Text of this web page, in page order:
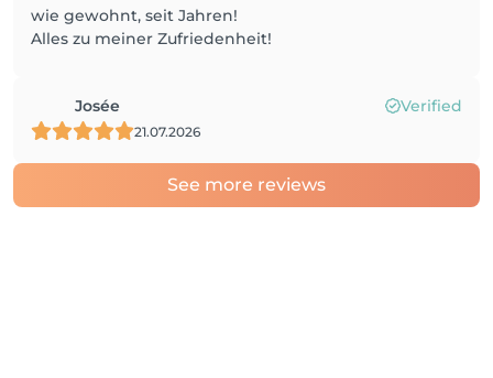
wie gewohnt, seit Jahren!
Alles zu meiner Zufriedenheit!
Josée Verified
21.07.2026
See more reviews